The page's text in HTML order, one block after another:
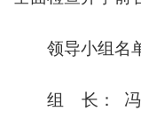
领导小组名
组 长： 冯